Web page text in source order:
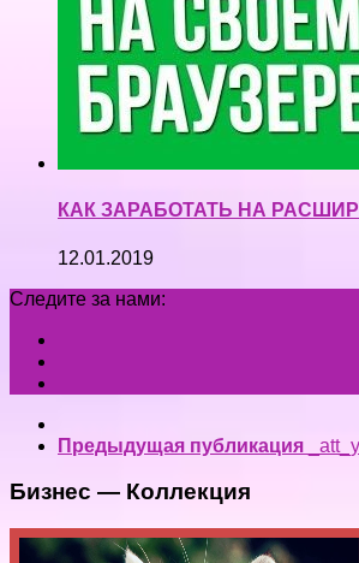
КАК ЗАРАБОТАТЬ НА
12.01.2019
Следите за нами:
Предыдущая публикация
Бизнес — Коллекция